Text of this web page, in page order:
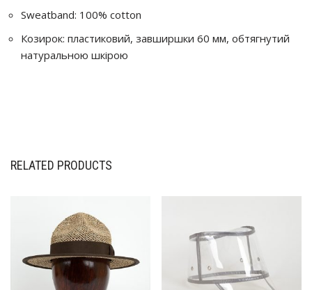
Sweatband: 100% cotton
Козирок: пластиковий, завширшки 60 мм, обтягнутий
натуральною шкірою
RELATED PRODUCTS